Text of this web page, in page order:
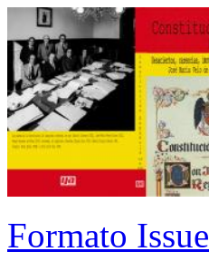
Formato Issue